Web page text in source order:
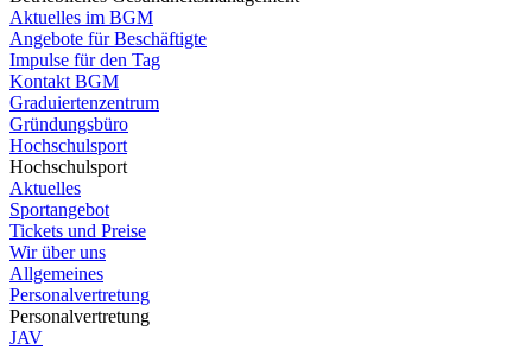
Aktuelles im BGM
Angebote für Beschäftigte
Impulse für den Tag
Kontakt BGM
Graduiertenzentrum
Gründungsbüro
Hochschulsport
Hochschulsport
Aktuelles
Sportangebot
Tickets und Preise
Wir über uns
Allgemeines
Personalvertretung
Personalvertretung
JAV